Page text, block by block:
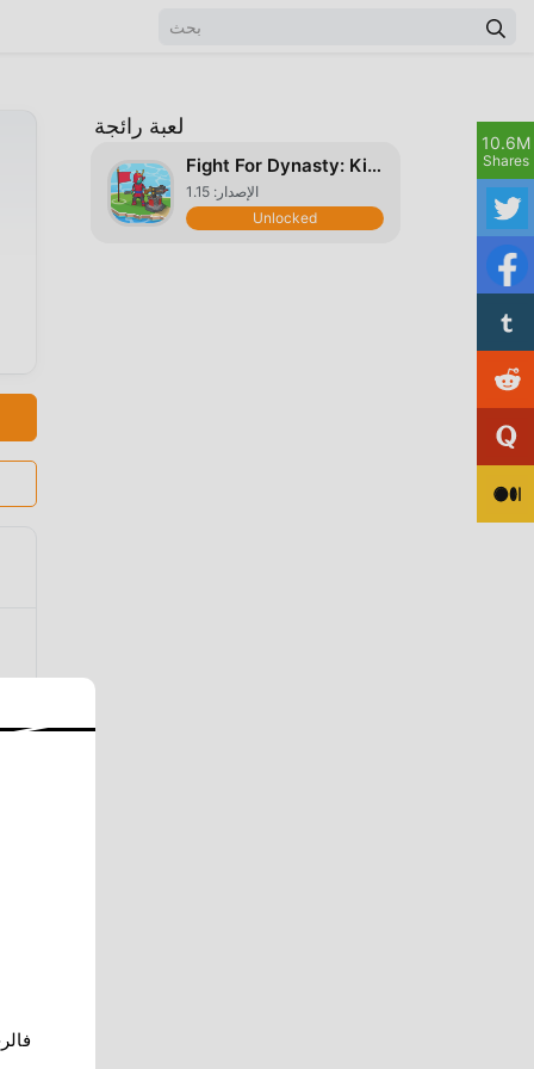
لعبة رائجة
Fight For Dynasty: Kingdom War
الإصدار: 1.15
Unlocked
10.6M
Shares